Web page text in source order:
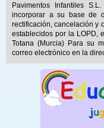
Pavimentos Infantiles
incorporar a su base de
rectificación, cancelación y
establecidos por la LOPD,
Totana (Murcia) Para su
correo electrónico en la